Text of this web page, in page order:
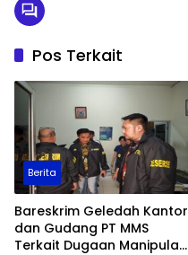
Pos Terkait
Berita
Bareskrim Geledah Kantor
dan Gudang PT MMS
Terkait Dugaan Manipulasi